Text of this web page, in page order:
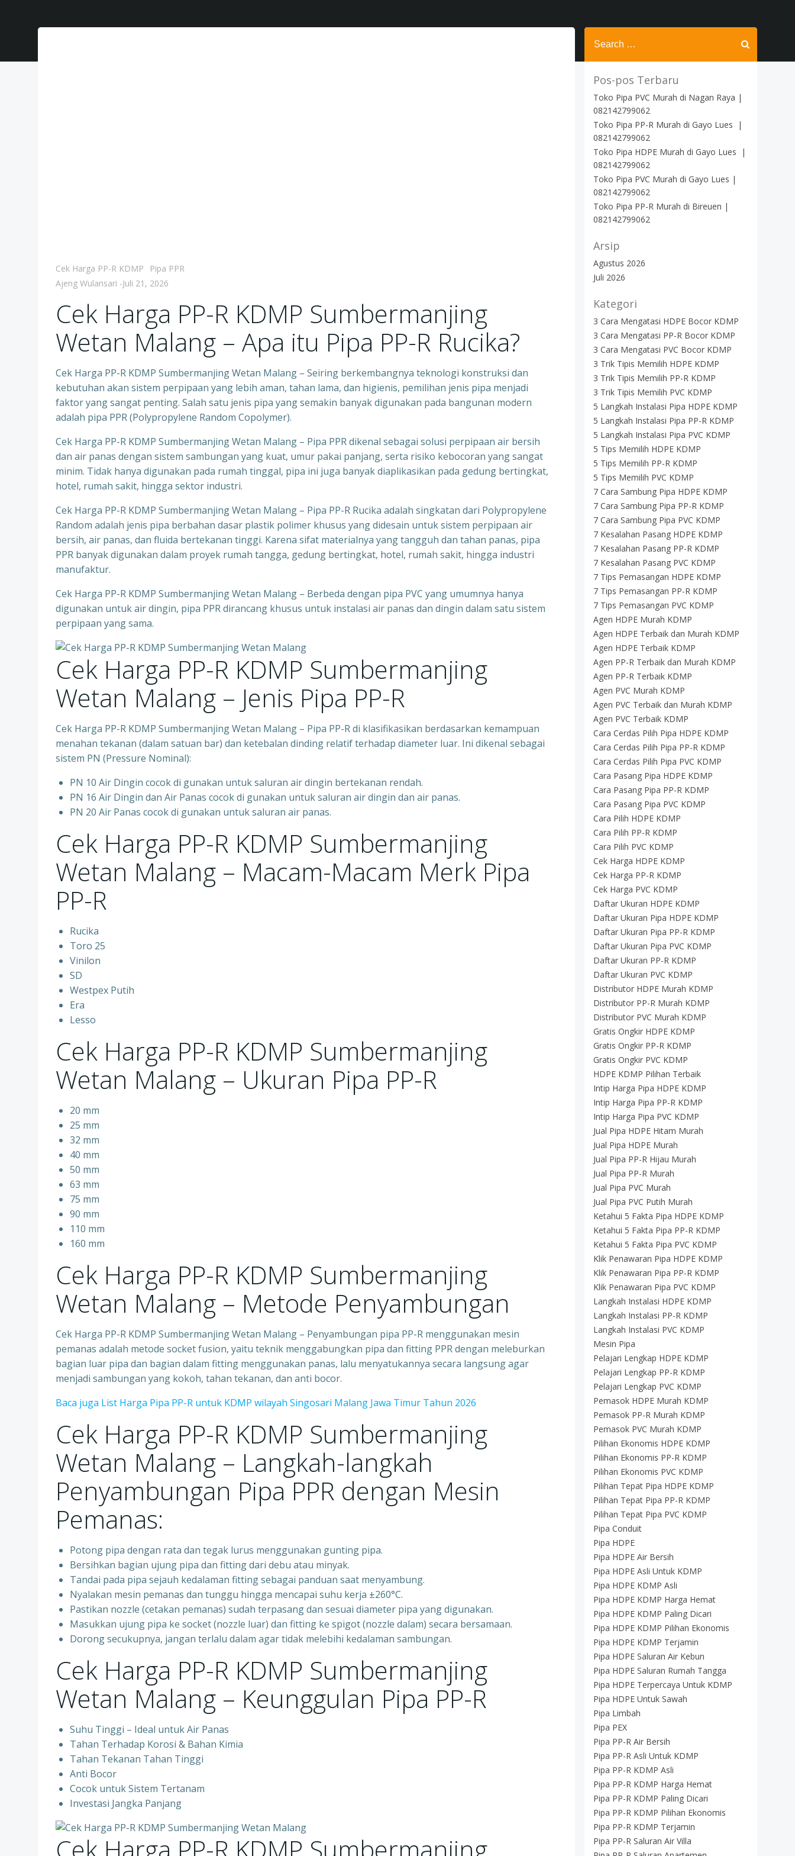
Cek Harga PP-R KDMP
Pipa PPR
Ajeng Wulansari -Juli 21, 2026
Cek Harga PP-R KDMP Sumbermanjing
Wetan Malang – Apa itu Pipa PP-R Rucika?
Cek Harga PP-R KDMP Sumbermanjing Wetan Malang – Seiring berkembangnya teknologi konstruksi dan
kebutuhan akan sistem perpipaan yang lebih aman, tahan lama, dan higienis, pemilihan jenis pipa menjadi
faktor yang sangat penting. Salah satu jenis pipa yang semakin banyak digunakan pada bangunan modern
adalah pipa PPR (Polypropylene Random Copolymer).
Cek Harga PP-R KDMP Sumbermanjing Wetan Malang – Pipa PPR dikenal sebagai solusi perpipaan air bersih
dan air panas dengan sistem sambungan yang kuat, umur pakai panjang, serta risiko kebocoran yang sangat
minim. Tidak hanya digunakan pada rumah tinggal, pipa ini juga banyak diaplikasikan pada gedung bertingkat,
hotel, rumah sakit, hingga sektor industri.
Cek Harga PP-R KDMP Sumbermanjing Wetan Malang – Pipa PP-R Rucika adalah singkatan dari Polypropylene
Random adalah jenis pipa berbahan dasar plastik polimer khusus yang didesain untuk sistem perpipaan air
bersih, air panas, dan fluida bertekanan tinggi. Karena sifat materialnya yang tangguh dan tahan panas, pipa
PPR banyak digunakan dalam proyek rumah tangga, gedung bertingkat, hotel, rumah sakit, hingga industri
manufaktur.
Cek Harga PP-R KDMP Sumbermanjing Wetan Malang – Berbeda dengan pipa PVC yang umumnya hanya
digunakan untuk air dingin, pipa PPR dirancang khusus untuk instalasi air panas dan dingin dalam satu sistem
perpipaan yang sama.
Cek Harga PP-R KDMP Sumbermanjing
Wetan Malang – Jenis Pipa PP-R
Cek Harga PP-R KDMP Sumbermanjing Wetan Malang – Pipa PP-R di klasifikasikan berdasarkan kemampuan
menahan tekanan (dalam satuan bar) dan ketebalan dinding relatif terhadap diameter luar. Ini dikenal sebagai
sistem PN (Pressure Nominal):
PN 10 Air Dingin cocok di gunakan untuk saluran air dingin bertekanan rendah.
PN 16 Air Dingin dan Air Panas cocok di gunakan untuk saluran air dingin dan air panas.
PN 20 Air Panas cocok di gunakan untuk saluran air panas.
Cek Harga PP-R KDMP Sumbermanjing
Wetan Malang – Macam-Macam Merk Pipa
PP-R
Rucika
Toro 25
Vinilon
SD
Westpex Putih
Era
Lesso
Cek Harga PP-R KDMP Sumbermanjing
Wetan Malang – Ukuran Pipa PP-R
20 mm
25 mm
32 mm
40 mm
50 mm
63 mm
75 mm
90 mm
110 mm
160 mm
Cek Harga PP-R KDMP Sumbermanjing
Wetan Malang – Metode Penyambungan
Cek Harga PP-R KDMP Sumbermanjing Wetan Malang – Penyambungan pipa PP-R menggunakan mesin
pemanas adalah metode socket fusion, yaitu teknik menggabungkan pipa dan fitting PPR dengan meleburkan
bagian luar pipa dan bagian dalam fitting menggunakan panas, lalu menyatukannya secara langsung agar
menjadi sambungan yang kokoh, tahan tekanan, dan anti bocor.
Baca juga List Harga Pipa PP-R untuk KDMP wilayah Singosari Malang Jawa Timur Tahun 2026
Cek Harga PP-R KDMP Sumbermanjing
Wetan Malang – Langkah-langkah
Penyambungan Pipa PPR dengan Mesin
Pemanas:
Potong pipa dengan rata dan tegak lurus menggunakan gunting pipa.
Bersihkan bagian ujung pipa dan fitting dari debu atau minyak.
Tandai pada pipa sejauh kedalaman fitting sebagai panduan saat menyambung.
Nyalakan mesin pemanas dan tunggu hingga mencapai suhu kerja ±260°C.
Pastikan nozzle (cetakan pemanas) sudah terpasang dan sesuai diameter pipa yang digunakan.
Masukkan ujung pipa ke socket (nozzle luar) dan fitting ke spigot (nozzle dalam) secara bersamaan.
Dorong secukupnya, jangan terlalu dalam agar tidak melebihi kedalaman sambungan.
Cek Harga PP-R KDMP Sumbermanjing
Wetan Malang – Keunggulan Pipa PP-R
Suhu Tinggi – Ideal untuk Air Panas
Tahan Terhadap Korosi & Bahan Kimia
Tahan Tekanan Tahan Tinggi
Anti Bocor
Cocok untuk Sistem Tertanam
Investasi Jangka Panjang
Cek Harga PP-R KDMP Sumbermanjing
Search
for:
Pos-pos Terbaru
Toko Pipa PVC Murah di Nagan Raya |
082142799062
Toko Pipa PP-R Murah di Gayo Lues |
082142799062
Toko Pipa HDPE Murah di Gayo Lues |
082142799062
Toko Pipa PVC Murah di Gayo Lues |
082142799062
Toko Pipa PP-R Murah di Bireuen |
082142799062
Arsip
Agustus 2026
Juli 2026
Kategori
3 Cara Mengatasi HDPE Bocor KDMP
3 Cara Mengatasi PP-R Bocor KDMP
3 Cara Mengatasi PVC Bocor KDMP
3 Trik Tipis Memilih HDPE KDMP
3 Trik Tipis Memilih PP-R KDMP
3 Trik Tipis Memilih PVC KDMP
5 Langkah Instalasi Pipa HDPE KDMP
5 Langkah Instalasi Pipa PP-R KDMP
5 Langkah Instalasi Pipa PVC KDMP
5 Tips Memilih HDPE KDMP
5 Tips Memilih PP-R KDMP
5 Tips Memilih PVC KDMP
7 Cara Sambung Pipa HDPE KDMP
7 Cara Sambung Pipa PP-R KDMP
7 Cara Sambung Pipa PVC KDMP
7 Kesalahan Pasang HDPE KDMP
7 Kesalahan Pasang PP-R KDMP
7 Kesalahan Pasang PVC KDMP
7 Tips Pemasangan HDPE KDMP
7 Tips Pemasangan PP-R KDMP
7 Tips Pemasangan PVC KDMP
Agen HDPE Murah KDMP
Agen HDPE Terbaik dan Murah KDMP
Agen HDPE Terbaik KDMP
Agen PP-R Terbaik dan Murah KDMP
Agen PP-R Terbaik KDMP
Agen PVC Murah KDMP
Agen PVC Terbaik dan Murah KDMP
Agen PVC Terbaik KDMP
Cara Cerdas Pilih Pipa HDPE KDMP
Cara Cerdas Pilih Pipa PP-R KDMP
Cara Cerdas Pilih Pipa PVC KDMP
Cara Pasang Pipa HDPE KDMP
Cara Pasang Pipa PP-R KDMP
Cara Pasang Pipa PVC KDMP
Cara Pilih HDPE KDMP
Cara Pilih PP-R KDMP
Cara Pilih PVC KDMP
Cek Harga HDPE KDMP
Cek Harga PP-R KDMP
Cek Harga PVC KDMP
Daftar Ukuran HDPE KDMP
Daftar Ukuran Pipa HDPE KDMP
Daftar Ukuran Pipa PP-R KDMP
Daftar Ukuran Pipa PVC KDMP
Daftar Ukuran PP-R KDMP
Daftar Ukuran PVC KDMP
Distributor HDPE Murah KDMP
Distributor PP-R Murah KDMP
Distributor PVC Murah KDMP
Gratis Ongkir HDPE KDMP
Gratis Ongkir PP-R KDMP
Gratis Ongkir PVC KDMP
HDPE KDMP Pilihan Terbaik
Intip Harga Pipa HDPE KDMP
Intip Harga Pipa PP-R KDMP
Intip Harga Pipa PVC KDMP
Jual Pipa HDPE Hitam Murah
Jual Pipa HDPE Murah
Jual Pipa PP-R Hijau Murah
Jual Pipa PP-R Murah
Jual Pipa PVC Murah
Jual Pipa PVC Putih Murah
Ketahui 5 Fakta Pipa HDPE KDMP
Ketahui 5 Fakta Pipa PP-R KDMP
Ketahui 5 Fakta Pipa PVC KDMP
Klik Penawaran Pipa HDPE KDMP
Klik Penawaran Pipa PP-R KDMP
Klik Penawaran Pipa PVC KDMP
Langkah Instalasi HDPE KDMP
Langkah Instalasi PP-R KDMP
Langkah Instalasi PVC KDMP
Mesin Pipa
Pelajari Lengkap HDPE KDMP
Pelajari Lengkap PP-R KDMP
Pelajari Lengkap PVC KDMP
Pemasok HDPE Murah KDMP
Pemasok PP-R Murah KDMP
Pemasok PVC Murah KDMP
Pilihan Ekonomis HDPE KDMP
Pilihan Ekonomis PP-R KDMP
Pilihan Ekonomis PVC KDMP
Pilihan Tepat Pipa HDPE KDMP
Pilihan Tepat Pipa PP-R KDMP
Pilihan Tepat Pipa PVC KDMP
Pipa Conduit
Pipa HDPE
Pipa HDPE Air Bersih
Pipa HDPE Asli Untuk KDMP
Pipa HDPE KDMP Asli
Pipa HDPE KDMP Harga Hemat
Pipa HDPE KDMP Paling Dicari
Pipa HDPE KDMP Pilihan Ekonomis
Pipa HDPE KDMP Terjamin
Pipa HDPE Saluran Air Kebun
Pipa HDPE Saluran Rumah Tangga
Pipa HDPE Terpercaya Untuk KDMP
Pipa HDPE Untuk Sawah
Pipa Limbah
Pipa PEX
Pipa PP-R Air Bersih
Pipa PP-R Asli Untuk KDMP
Pipa PP-R KDMP Asli
Pipa PP-R KDMP Harga Hemat
Pipa PP-R KDMP Paling Dicari
Pipa PP-R KDMP Pilihan Ekonomis
Pipa PP-R KDMP Terjamin
Pipa PP-R Saluran Air Villa